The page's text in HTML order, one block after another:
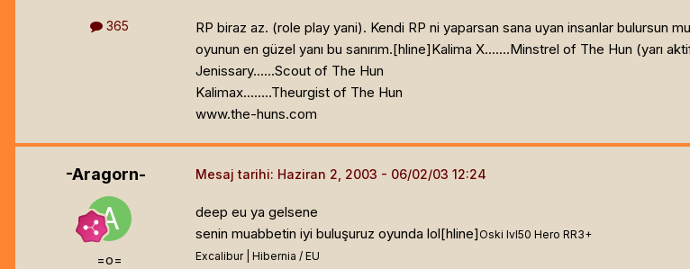
365
RP biraz az. (role play yani). Kendi RP ni yaparsan sana uyan insanlar bulursun
oyunun en güzel yanı bu sanırım.[hline]Kalima X.......Minstrel of The Hun (yarı
Jenissary......Scout of The Hun
Kalimax........Theurgist of The Hun
www.the-huns.com
-Aragorn-
=o=
Mesaj tarihi: Haziran 2, 2003
deep eu ya gelsene
senin muabbetin iyi buluşuruz oyunda lol[hline]Oski lvl50 Hero RR3+
Excalibur | Hibernia / EU